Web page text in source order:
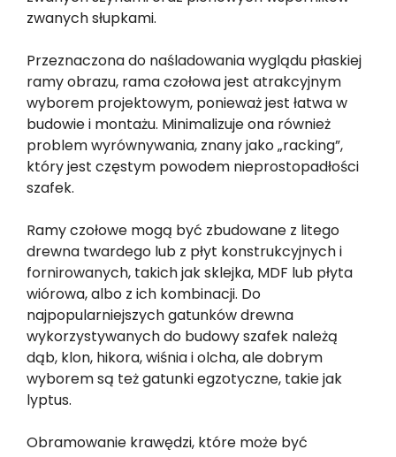
zwanych słupkami.
Przeznaczona do naśladowania wyglądu płaskiej
ramy obrazu, rama czołowa jest atrakcyjnym
wyborem projektowym, ponieważ jest łatwa w
budowie i montażu. Minimalizuje ona również
problem wyrównywania, znany jako „racking”,
który jest częstym powodem nieprostopadłości
szafek.
Ramy czołowe mogą być zbudowane z litego
drewna twardego lub z płyt konstrukcyjnych i
fornirowanych, takich jak sklejka, MDF lub płyta
wiórowa, albo z ich kombinacji. Do
najpopularniejszych gatunków drewna
wykorzystywanych do budowy szafek należą
dąb, klon, hikora, wiśnia i olcha, ale dobrym
wyborem są też gatunki egzotyczne, takie jak
lyptus.
Obramowanie krawędzi, które może być